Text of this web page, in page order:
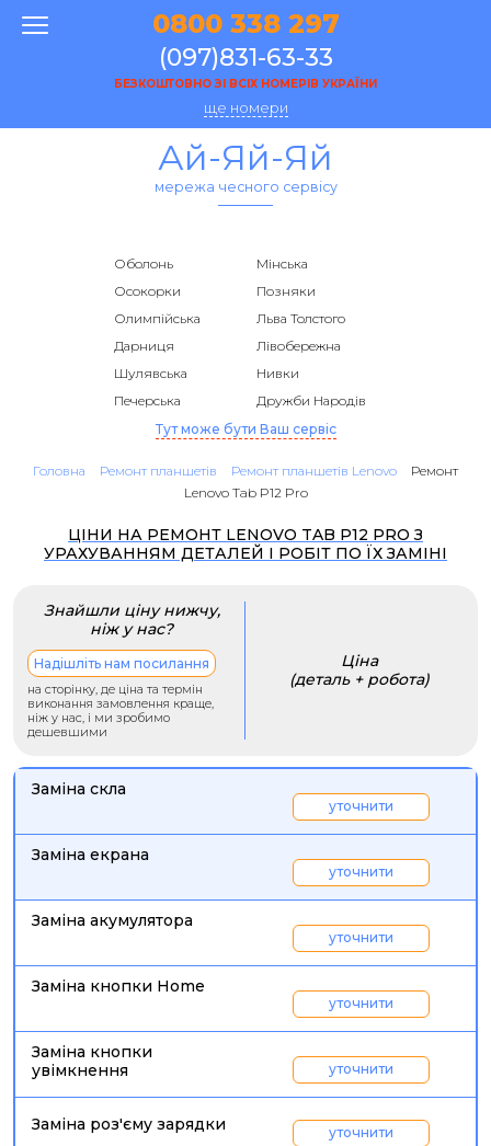
0800 338 297
(097)831-63-33
БЕЗКОШТОВНО ЗІ ВСІХ НОМЕРІВ УКРАЇНИ
ще номери
Ай-Яй-Яй
мережа чесного сервісу
Оболонь
Мінська
Осокорки
Позняки
Олимпійська
Льва Толстого
Дарниця
Лівобережна
Шулявська
Нивки
Печерська
Дружби Народів
Тут може бути Ваш сервіс
Головна Ремонт планшетів Ремонт планшетів Lenovo
Ремонт
Lenovo Tab P12 Pro
ЦІНИ НА РЕМОНТ LENOVO TAB P12 PRO З
УРАХУВАННЯМ ДЕТАЛЕЙ І РОБІТ ПО ЇХ ЗАМІНІ
Знайшли ціну нижчу,
ніж у нас?
Надішліть нам посилання
на сторінку, де ціна та термін
виконання замовлення краще,
ніж у нас, і ми зробимо
дешевшими
Ціна
(деталь + робота)
Заміна скла
уточнити
Заміна екрана
уточнити
Заміна акумулятора
уточнити
Заміна кнопки Home
уточнити
Заміна кнопки
увімкнення
уточнити
Заміна роз'єму зарядки уточнити